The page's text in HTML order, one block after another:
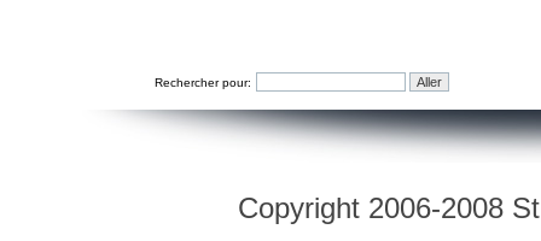
Rechercher pour:
Copyright 2006-2008